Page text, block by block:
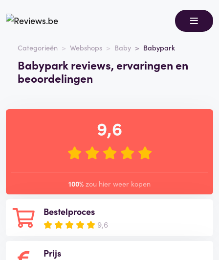
Categorieën Webshops Baby Babypark
Babypark reviews, ervaringen en
beoordelingen
Bestelproces
9,6
Prijs
9,6
100% zou hier weer kopen